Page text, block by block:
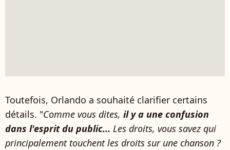
Toutefois, Orlando a souhaité clarifier certains
détails. "Comme vous dites, il y a une confusion
dans l'esprit du public... Les droits, vous savez qui
principalement touchent les droits sur une chanson ?